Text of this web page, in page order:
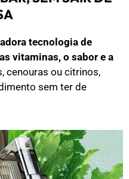
tecnologia de
vitaminas, o sabor e a
cenouras ou citrinos,
sem ter de